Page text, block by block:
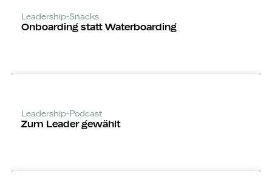
Leadership-Snacks
Onboarding statt Waterboarding
Leadership-Podcast
Zum Leader gewählt